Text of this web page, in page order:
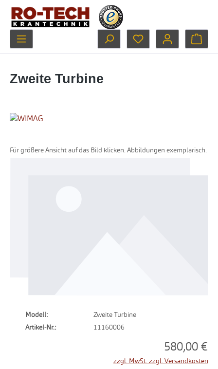
Zum Hauptinhalt springen
Du hast 0 Produkte
Zweite Turbine
Für größere Ansicht auf das Bild klicken. Abbildungen exemplarisch.
Modell:
Zweite Turbine
Artikel-Nr.:
11160006
580,00 €
zzgl. MwSt. zzgl. Versandkosten